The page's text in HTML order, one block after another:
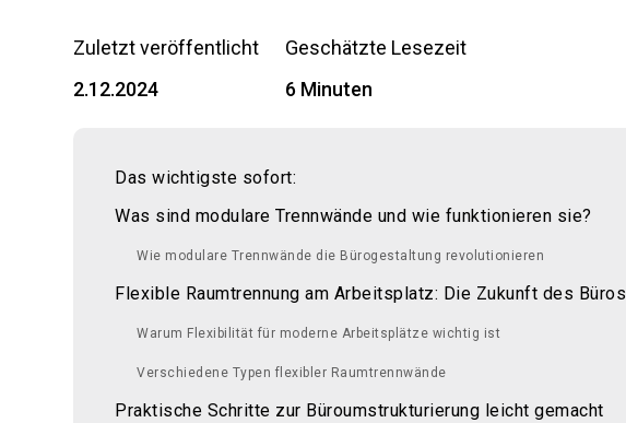
Zuletzt veröffentlicht
2.12.2024
Geschätzte Lesezeit
6 Minuten
Das wichtigste sofort:
Was sind modulare Trennwände und wie funktionieren sie?
Wie modulare Trennwände die Bürogestaltung revolutionieren
Flexible Raumtrennung am Arbeitsplatz: Die Zukunft des Büros
Warum Flexibilität für moderne Arbeitsplätze wichtig ist
Verschiedene Typen flexibler Raumtrennwände
Praktische Schritte zur Büroumstrukturierung leicht gemacht